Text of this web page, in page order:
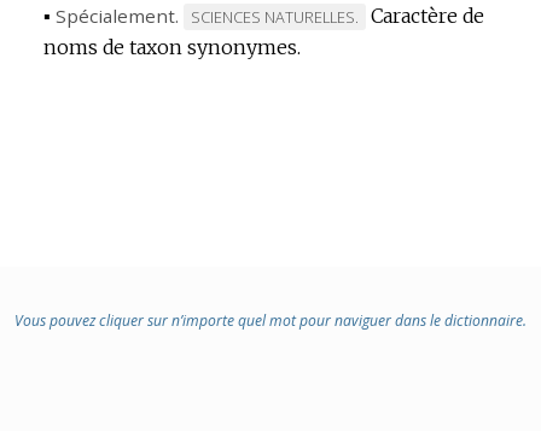
▪ Spécialement.
MARQUE
DE
SCIENCES NATURELLES.
Caractère de
noms de taxon synonymes.
Vous pouvez cliquer sur n’importe quel mot pour naviguer dans le dictionnaire.